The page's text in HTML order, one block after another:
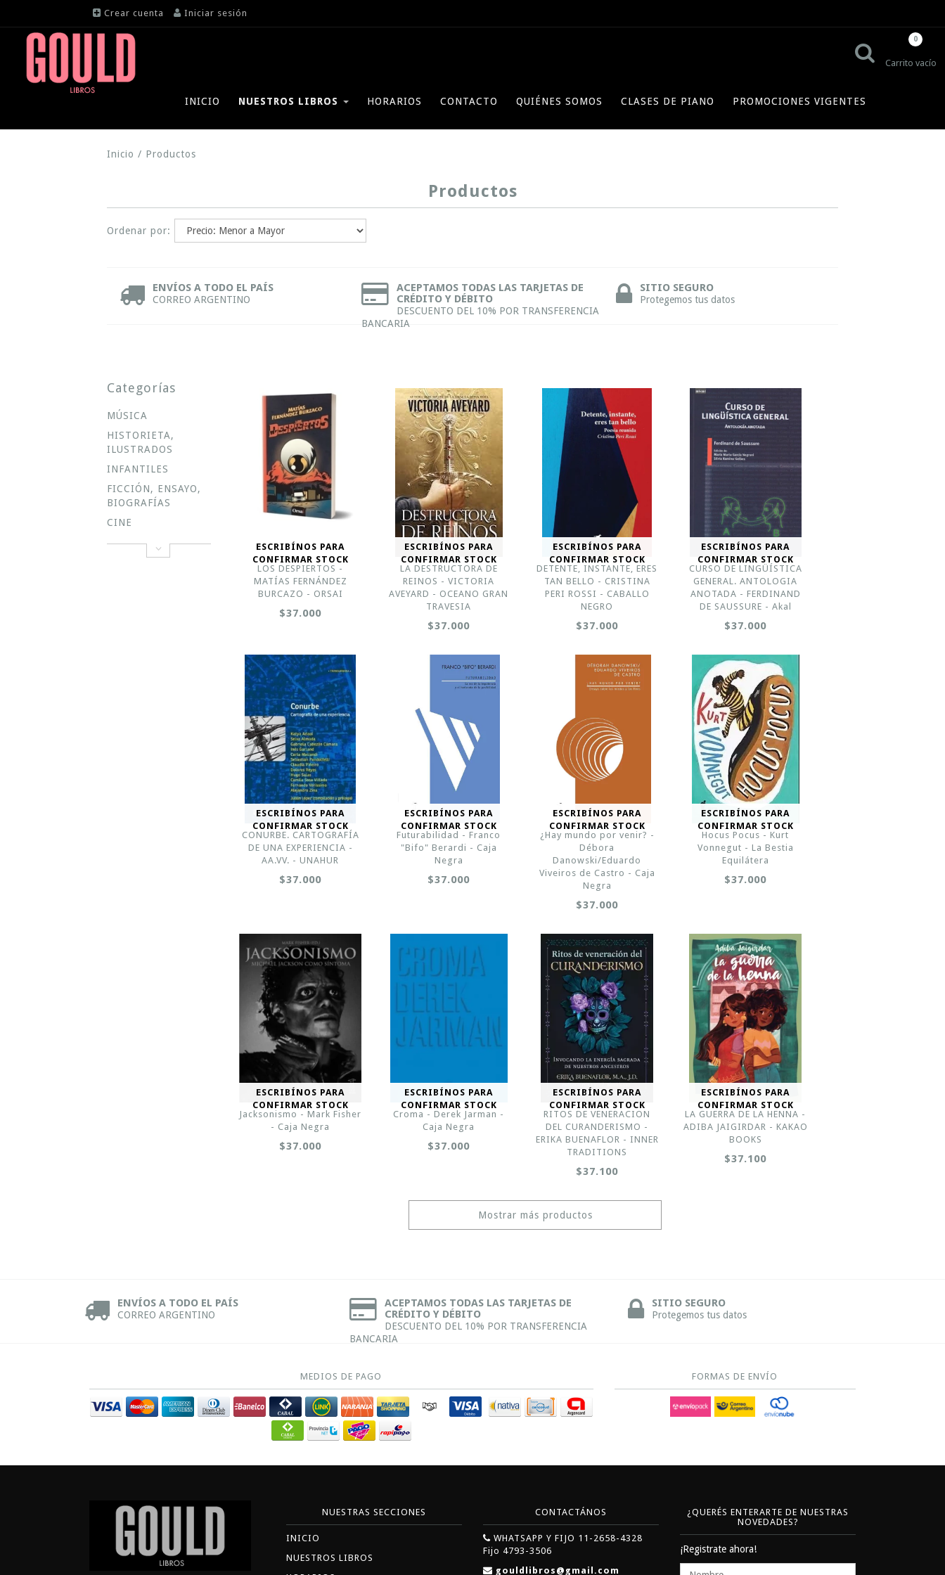
Crear cuenta Iniciar sesión
Carrito vacío
0
INICIO NUESTROS LIBROS HORARIOS CONTACTO QUIÉNES SOMOS CLASES DE PIANO PROMOCIONES VIGENTES
Inicio / Productos
Productos
Ordenar por:
ENVÍOS A TODO EL PAÍS
CORREO ARGENTINO
ACEPTAMOS TODAS LAS TARJETAS DE
CRÉDITO Y DÉBITO
DESCUENTO DEL 10% POR TRANSFERENCIA
BANCARIA
SITIO SEGURO
Protegemos tus datos
Categorías
MÚSICA
HISTORIETA,
ILUSTRADOS
INFANTILES
FICCIÓN, ENSAYO,
BIOGRAFÍAS
CINE
ESCRIBÍNOS PARA
CONFIRMAR STOCK
LOS DESPIERTOS -
MATÍAS FERNÁNDEZ
BURCAZO - ORSAI
$37.000
ESCRIBÍNOS PARA
CONFIRMAR STOCK
LA DESTRUCTORA DE
REINOS - VICTORIA
AVEYARD - OCEANO GRAN
TRAVESIA
$37.000
ESCRIBÍNOS PARA
CONFIRMAR STOCK
DETENTE, INSTANTE, ERES
TAN BELLO - CRISTINA
PERI ROSSI - CABALLO
NEGRO
$37.000
ESCRIBÍNOS PARA
CONFIRMAR STOCK
CURSO DE LINGÜÍSTICA
GENERAL. ANTOLOGIA
ANOTADA - FERDINAND
DE SAUSSURE - Akal
$37.000
ESCRIBÍNOS PARA
CONFIRMAR STOCK
CONURBE. CARTOGRAFÍA
DE UNA EXPERIENCIA -
AA.VV. - UNAHUR
$37.000
ESCRIBÍNOS PARA
CONFIRMAR STOCK
Futurabilidad - Franco
"Bifo" Berardi - Caja
Negra
$37.000
ESCRIBÍNOS PARA
CONFIRMAR STOCK
¿Hay mundo por venir? -
Débora
Danowski/Eduardo
Viveiros de Castro - Caja
Negra
$37.000
ESCRIBÍNOS PARA
CONFIRMAR STOCK
Hocus Pocus - Kurt
Vonnegut - La Bestia
Equilátera
$37.000
ESCRIBÍNOS PARA
CONFIRMAR STOCK
Jacksonismo - Mark Fisher
- Caja Negra
$37.000
ESCRIBÍNOS PARA
CONFIRMAR STOCK
Croma - Derek Jarman -
Caja Negra
$37.000
ESCRIBÍNOS PARA
CONFIRMAR STOCK
RITOS DE VENERACION
DEL CURANDERISMO -
ERIKA BUENAFLOR - INNER
TRADITIONS
$37.100
ESCRIBÍNOS PARA
CONFIRMAR STOCK
LA GUERRA DE LA HENNA -
ADIBA JAIGIRDAR - KAKAO
BOOKS
$37.100
Mostrar más productos
ENVÍOS A TODO EL PAÍS
CORREO ARGENTINO
ACEPTAMOS TODAS LAS TARJETAS DE
CRÉDITO Y DÉBITO
DESCUENTO DEL 10% POR TRANSFERENCIA
BANCARIA
SITIO SEGURO
Protegemos tus datos
MEDIOS DE PAGO FORMAS DE ENVÍO
NUESTRAS SECCIONES
INICIO
NUESTROS LIBROS
CONTACTÁNOS
WHATSAPP Y FIJO 11-2658-4328
Fijo 4793-3506
gouldlibros@gmail.com
¿QUERÉS ENTERARTE DE NUESTRAS
NOVEDADES?
¡Registrate ahora!